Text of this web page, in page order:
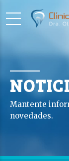
Mantente
novedades.